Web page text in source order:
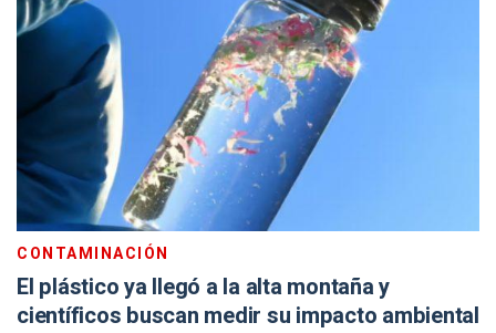
CONTAMINACIÓN
El plástico ya llegó a la alta montaña y
científicos buscan medir su impacto ambiental